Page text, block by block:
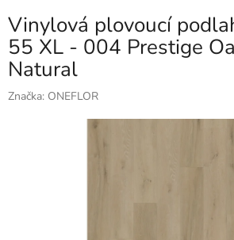
Vinylová plovoucí
55 XL - 004 Prestige
Natural
Značka: ONEFLOR